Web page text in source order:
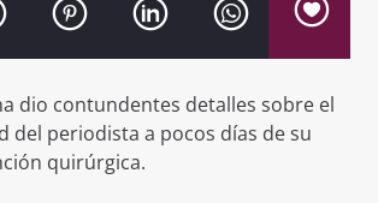
dio contundentes detalles sobre el
del periodista a pocos días de su
quirúrgica.